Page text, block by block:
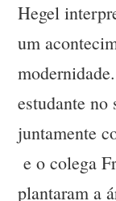
Hegel
um
estudante
juntamente
e o colega
plantaram a